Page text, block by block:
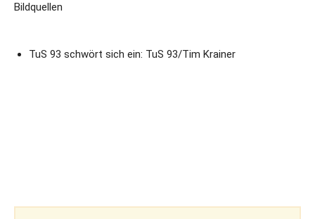
Bildquellen
TuS 93 schwört sich ein: TuS 93/Tim Krainer